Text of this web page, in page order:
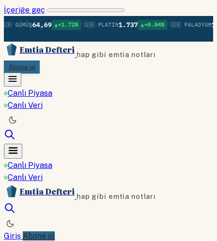
İçeriğe geç
GÜMÜŞ64,69 ▲+1.72% •🇬🇧 PLATIN1.737 ▲+0.04% •🇬🇧 PALADYUM
Emtia Defteri hap gibi emtia notları
Abone ol
Canlı Piyasa
Canlı Veri
Canlı Piyasa
Canlı Veri
Emtia Defteri hap gibi emtia notları
Giriş Abone ol